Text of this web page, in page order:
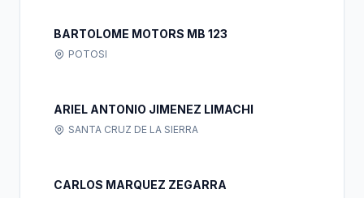
BARTOLOME MOTORS MB 123
POTOSI
ARIEL ANTONIO JIMENEZ LIMACHI
SANTA CRUZ DE LA SIERRA
CARLOS MARQUEZ ZEGARRA